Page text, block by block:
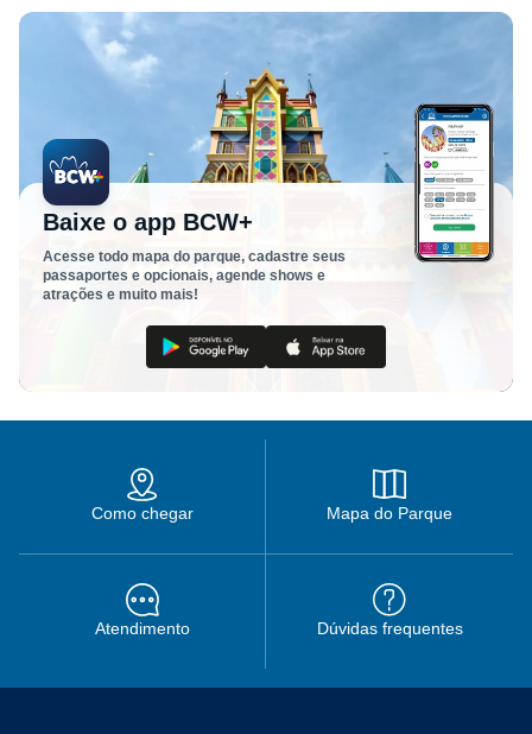
Baixe o app BCW+
Acesse todo mapa do parque, cadastre seus
passaportes e opcionais, agende shows e
atrações e muito mais!
Como chegar Mapa do Parque
Atendimento Dúvidas frequentes